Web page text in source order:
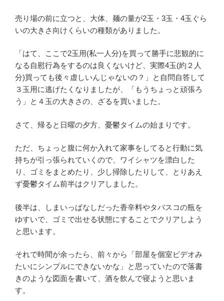
売り場の前に立つと、大体、麺の量が2玉・3玉・4玉ぐら
いの大きさ向けくらいの種類がありました。
「はて、ここで2玉用(私一人分)を買って勝手に悲観的に
なる自慰行為をするのは良くないけど、実際4玉(約２人
分)買っても後々虚しいんじゃないの？」と自問自答して
３玉用に逃げたくなりましたが、「もうちょっと頑張ろ
う」と４玉の大きさの、ざるを買いました。
さて、帰ると日曜の夕方、憂鬱タイムの始まりです。
ただ、ちょっと腹に何か入れて家事をしてると行動に気
持ちが引っ張られていくので、ワイシャツを漂白した
り、ゴミをまとめたり、少し掃除したりして、とりあえ
ず憂鬱タイム前半はクリアしました。
後半は、しまいっぱなしだった香辛料やタバスコの瓶を
ゆすいで、ゴミで出せる状態にすることでクリアしよう
と思います。
それで時間が余ったら、前々から「部屋を個室ビデオみ
たいにシンプルにできないかな」と思っていたので落書
きのような図面を書いて、酒を飲んで寝ようと思いま
す。